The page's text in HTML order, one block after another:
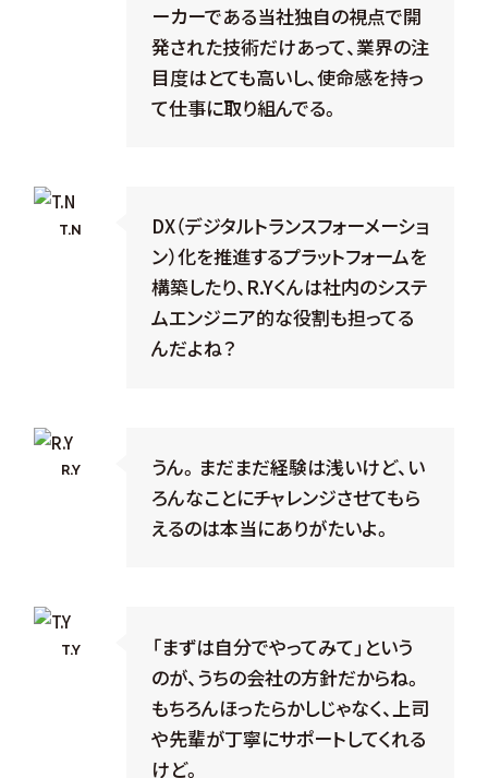
ーカーである当社独自の視点で開
発された技術だけあって、業界の注
目度はとても高いし、使命感を持っ
て仕事に取り組んでる。
T.N
DX（デジタルトランスフォーメーショ
ン）化を推進するプラットフォームを
構築したり、R.Yくんは社内のシステ
ムエンジニア的な役割も担ってる
んだよね？
R.Y
うん。まだまだ経験は浅いけど、い
ろんなことにチャレンジさせてもら
えるのは本当にありがたいよ。
T.Y
「まずは自分でやってみて」という
のが、うちの会社の方針だからね。
もちろんほったらかしじゃなく、上司
や先輩が丁寧にサポートしてくれる
けど。